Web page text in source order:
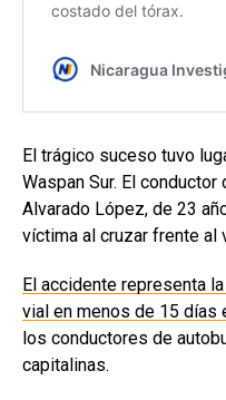
El trágico suceso tuvo
Waspan Sur. El
Alvarado López, de 23
víctima al cruzar frente al
El accidente representa
vial en menos de 15 días
los conductores de
capitalinas.